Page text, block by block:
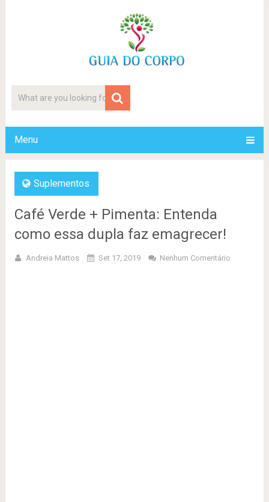
Menu
Suplementos
Café Verde + Pimenta: Entenda
como essa dupla faz emagrecer!
Andreia Mattos Set 17, 2019 Nenhum Comentário